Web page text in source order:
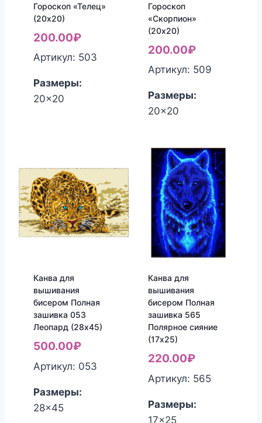
Гороскоп «Телец»
(20х20)
200.00₽
Артикул: 503
Размеры:
20x20
Гороскоп
«Скорпион»
(20х20)
200.00₽
Артикул: 509
Размеры:
20x20
Канва для
вышивания
бисером Полная
зашивка 053
Леопард (28х45)
500.00₽
Артикул: 053
Размеры:
28x45
Канва для
вышивания
бисером Полная
зашивка 565
Полярное сияние
(17х25)
220.00₽
Артикул: 565
Размеры:
17x25